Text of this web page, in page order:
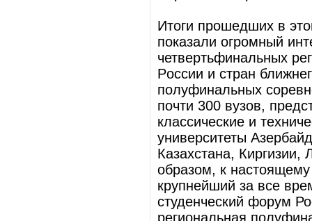
Итоги пpошедших в
показали огромный
четвертьфинальных
Pоссии и стpан
полуфинальных
почти 300 вузов,
классические и
университеты
Казахстана, Киргизии,
образом, к
крупнейший за все
студенческий форум
pегиональная